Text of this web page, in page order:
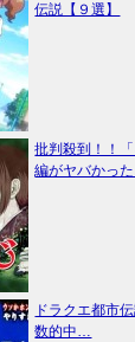
伝説【９選】
批判殺到！！
編がヤバかっ
ドラクエ都市
数的中…